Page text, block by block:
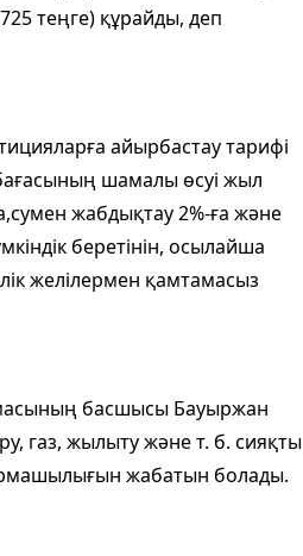
теңге) құрайды, деп
айырбастау тарифі
шамалы өсуі жыл
жабдықтау 2%-ға және
беретінін, осылайша
желілермен қамтамасыз
басшысы Бауыржан
газ, жылыту және т. б. сияқты
жабатын болады.